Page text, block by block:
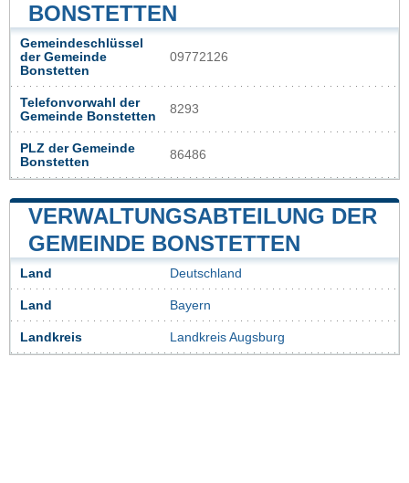
BONSTETTEN
Gemeindeschlüssel
der Gemeinde
Bonstetten
09772126
Telefonvorwahl der
Gemeinde Bonstetten
8293
PLZ der Gemeinde
Bonstetten
86486
VERWALTUNGSABTEILUNG DER
GEMEINDE BONSTETTEN
Land Deutschland
Land Bayern
Landkreis Landkreis Augsburg